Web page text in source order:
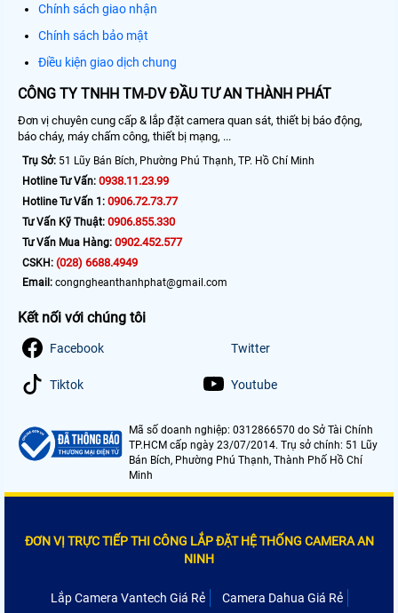
Chính sách giao nhận
Chính sách bảo mật
Điều kiện giao dịch chung
CÔNG TY TNHH TM-DV ĐẦU TƯ AN THÀNH PHÁT
Đơn vị chuyên cung cấp & lắp đặt camera quan sát, thiết bị báo động,
báo cháy, máy chấm công, thiết bị mạng, ...
Trụ Sở: 51 Lũy Bán Bích, Phường Phú Thạnh, TP. Hồ Chí Minh
Hotline Tư Vấn: 0938.11.23.99
Hotline Tư Vấn 1: 0906.72.73.77
Tư Vấn Kỹ Thuật: 0906.855.330
Tư Vấn Mua Hàng: 0902.452.577
CSKH: (028) 6688.4949
Email: congngheanthanhphat@gmail.com
Kết nối với chúng tôi
Facebook Twitter
Tiktok Youtube
Mã số doanh nghiệp: 0312866570 do Sở Tài Chính
TP.HCM cấp ngày 23/07/2014. Trụ sở chính: 51 Lũy
Bán Bích, Phường Phú Thạnh, Thành Phố Hồ Chí
Minh
ĐƠN VỊ TRỰC TIẾP THI CÔNG LẮP ĐẶT HỆ THỐNG CAMERA AN
NINH
Lắp Camera Vantech Giá Rẻ Camera Dahua Giá Rẻ